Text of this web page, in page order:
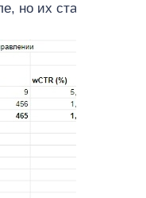
но их стало меньше